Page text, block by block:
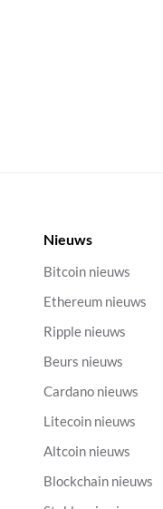
Nieuws
Bitcoin nieuws
Ethereum nieuws
Ripple nieuws
Beurs nieuws
Cardano nieuws
Litecoin nieuws
Altcoin nieuws
Blockchain nieuws